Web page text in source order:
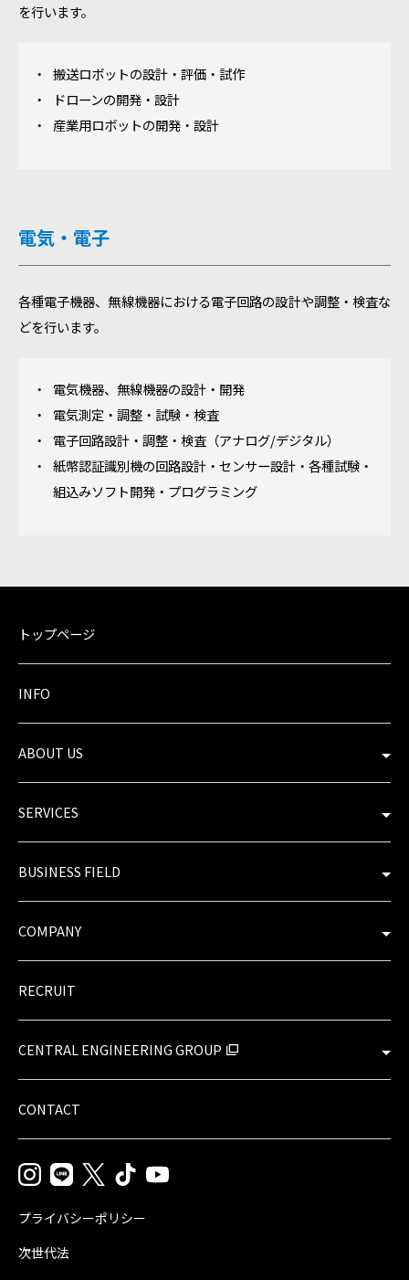
を行います。
搬送ロボットの設計・評価・試作
ドローンの開発・設計
産業用ロボットの開発・設計
電気・電子
各種電子機器、無線機器における電子回路の設計や調整・検査な
どを行います。
電気機器、無線機器の設計・開発
電気測定・調整・試験・検査
電子回路設計・調整・検査（アナログ/デジタル）
紙幣認証識別機の回路設計・センサー設計・各種試験・
組込みソフト開発・プログラミング
トップページ
INFO
ABOUT US
SERVICES​
BUSINESS FIELD​
COMPANY​
RECRUIT​
CENTRAL ENGINEERING GROUP
CONTACT
プライバシーポリシー
次世代法